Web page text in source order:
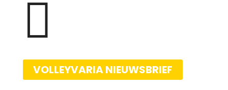

VOLLEYVARIA NIEUWSBRIEF